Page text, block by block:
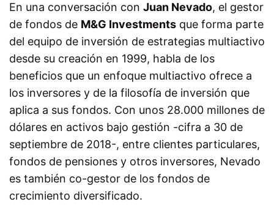
En una conversación con Juan Nevado, el gestor
de fondos de M&G Investments que forma parte
del equipo de inversión de estrategias multiactivo
desde su creación en 1999, habla de los
beneficios que un enfoque multiactivo ofrece a
los inversores y de la filosofía de inversión que
aplica a sus fondos. Con unos 28.000 millones de
dólares en activos bajo gestión -cifra a 30 de
septiembre de 2018-, entre clientes particulares,
fondos de pensiones y otros inversores, Nevado
es también co-gestor de los fondos de
crecimiento diversificado.